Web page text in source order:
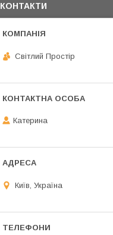
КОНТАКТИ
Світлий Простір
Катерина
Київ, Україна